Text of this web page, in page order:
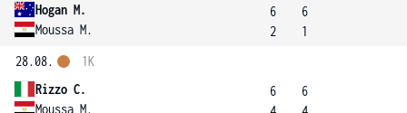
Hogan M.
Moussa M.
6
2
6
1
28.08.
Rizzo C.
Moussa M.
1K
6
6